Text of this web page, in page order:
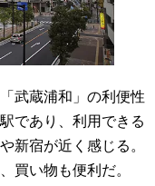
武蔵浦和」の利便性
であり、利用できる
新宿が近く感じる。
買い物も便利だ。